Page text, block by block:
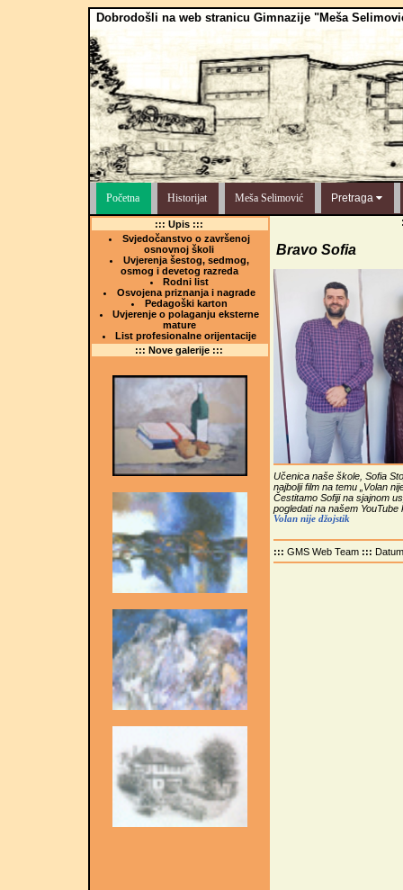
Dobrodošli na web stranicu Gimnazije "Meša
Početna Historijat Meša Selimović Pretraga
::: Upis :::
Svjedočanstvo o završenoj
osnovnoj školi
Uvjerenja šestog, sedmog,
osmog i devetog razreda
Rodni list
Osvojena priznanja i nagrade
Pedagoški karton
Uvjerenje o polaganju eksterne
mature
List profesionalne orijentacije
::: Nove galerije :::
Bravo Sofia
Učenica naše škole, Sofia
najbolji film na temu „Volan
Čestitamo Sofiji na sjajnom
pogledati na našem
Volan nije džojstik
::: GMS Web Team :::